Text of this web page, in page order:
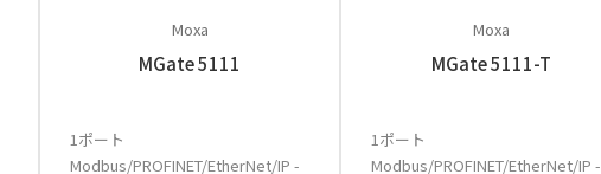
Moxa
MGate 5111
1ポート
Modbus/PROFINET/EtherNet/IP -
Moxa
MGate 5111-T
1ポート
Modbus/PROFINET/EtherNet/IP -